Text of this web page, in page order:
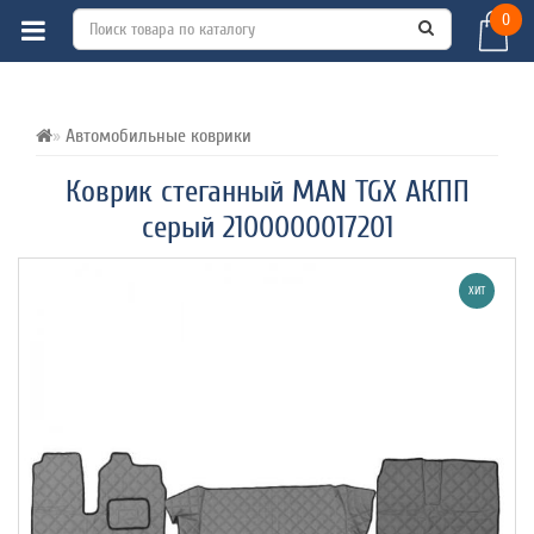
0
Автомобильные коврики
Коврик стеганный MAN TGX АКПП
серый 2100000017201
ВСЕ О ТОВАРЕ ХАРАКТЕРИСТИКИ
ХИТ